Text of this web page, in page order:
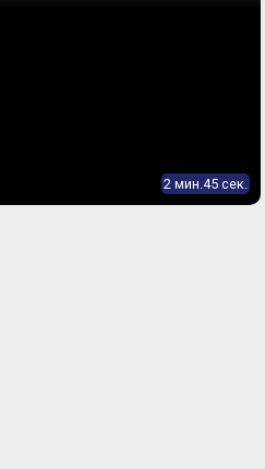
2 мин.45 сек.